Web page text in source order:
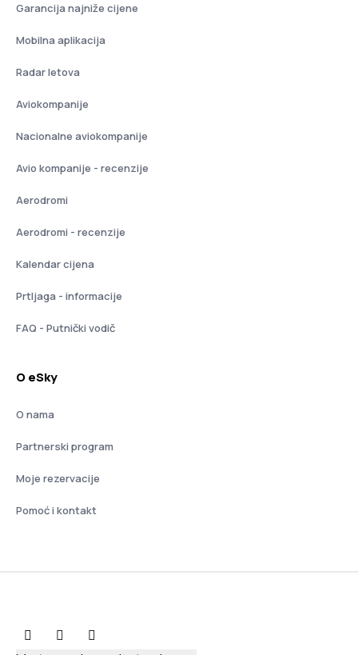
Garancija najniže cijene
Mobilna aplikacija
Radar letova
Aviokompanije
Nacionalne aviokompanije
Avio kompanije - recenzije
Aerodromi
Aerodromi - recenzije
Kalendar cijena
Prtljaga - informacije
FAQ - Putnički vodič
O eSky
O nama
Partnerski program
Moje rezervacije
Pomoć i kontakt